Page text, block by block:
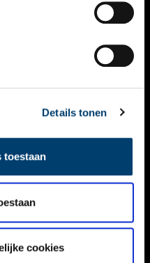
Details tonen
toestaan
cookies